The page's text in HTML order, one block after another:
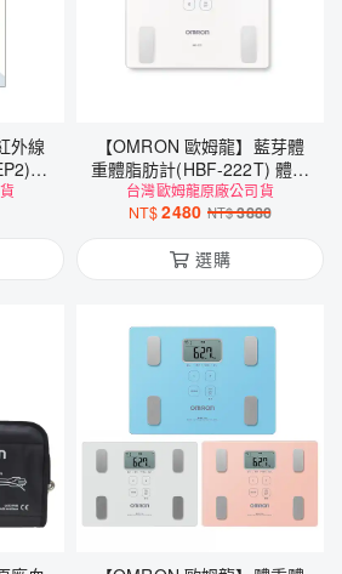
外線
耳
【OMRON 歐姆龍】藍芽體
重體脂肪計(HBF-222T) 體脂
計
台灣歐姆龍原廠公司貨
NT$2480 NT$3880
選購